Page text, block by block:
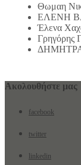
Θωμαη
ΕΛΕΝΗ
Έλενα
Γρηγόρης
Ακολουθήστε μας
facebook
twitter
linkedin